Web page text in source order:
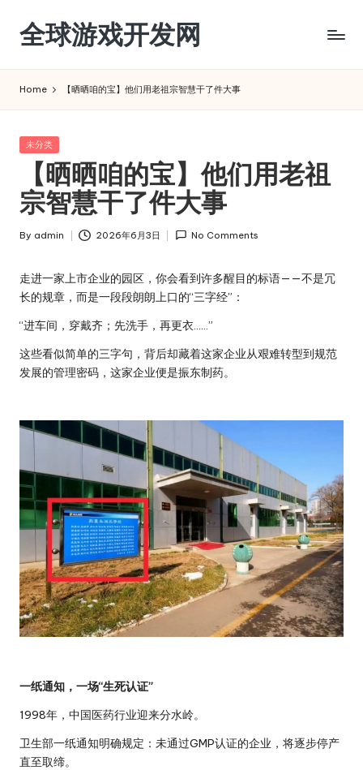
Skip
content
全球游戏开发网
Home 【晒晒咱的宝】他们用老祖宗智慧干了件大事
Posted
未分类
【晒晒咱的宝】他们用老祖
宗智慧干了件大事
Posted
By admin 2026年6月3日 No Comments
走进一家上市企业的园区，你会看到许多醒目的标语——不是冗
长的规章，而是一段段朗朗上口的“三字经”：
“进车间，穿戴齐；先洗手，再更衣……”
这些看似简单的三字句，背后却藏着这家企业从艰难转型到规范
发展的管理密码，这家企业便是振东制药。
一纸通知，一场“生死认证”
1998年，中国医药行业迎来分水岭。
卫生部一纸通知明确规定：未通过GMP认证的企业，将逐步停产
直至取缔。